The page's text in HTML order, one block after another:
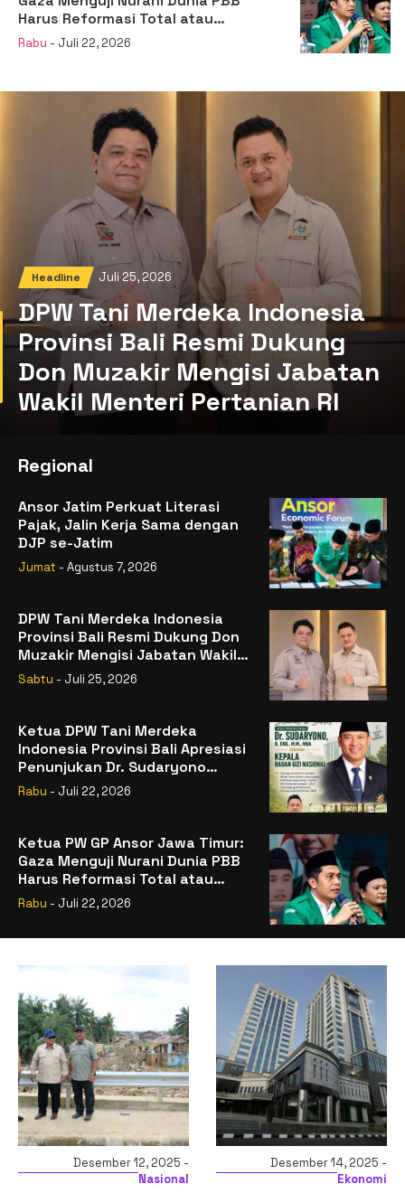
Harus Reformasi Total atau
Kehilangan Legitimasi
Rabu - Juli 22, 2026
Headline Juli 25, 2026
DPW Tani Merdeka Indonesia
Provinsi Bali Resmi Dukung
Don Muzakir Mengisi Jabatan
Wakil Menteri Pertanian RI
Regional
Ansor Jatim Perkuat Literasi
Pajak, Jalin Kerja Sama dengan
DJP se-Jatim
Jumat - Agustus 7, 2026
DPW Tani Merdeka Indonesia
Provinsi Bali Resmi Dukung Don
Muzakir Mengisi Jabatan Wakil
Menteri Pertanian RI
Sabtu - Juli 25, 2026
Ketua DPW Tani Merdeka
Indonesia Provinsi Bali Apresiasi
Penunjukan Dr. Sudaryono
sebagai Kepala Badan Gizi
Rabu - Juli 22, 2026
Ketua PW GP Ansor Jawa Timur:
Gaza Menguji Nurani Dunia PBB
Harus Reformasi Total atau
Kehilangan Legitimasi
Rabu - Juli 22, 2026
Desember 12, 2025 -
Nasional
Desember 14, 2025 -
Ekonomi